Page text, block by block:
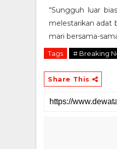
“Sungguh luar
melestarikan adat
mari bersama-
Tags # Breaking
Share This